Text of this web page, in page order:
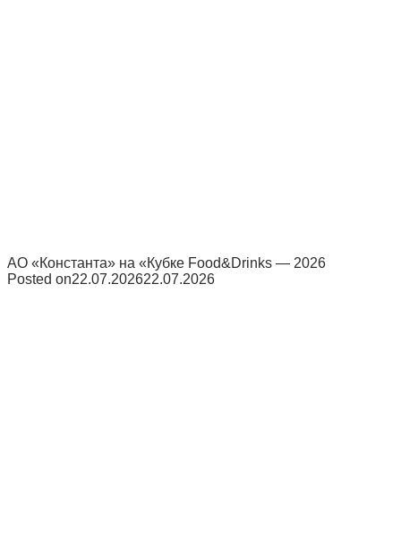
АО «Константа» на «Кубке Food&Drinks — 2026
Posted on22.07.202622.07.2026